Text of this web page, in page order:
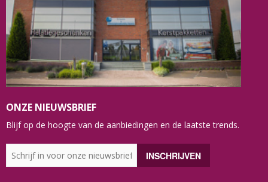
ONZE NIEUWSBRIEF
Blijf op de hoogte van de aanbiedingen en de laatste trends.